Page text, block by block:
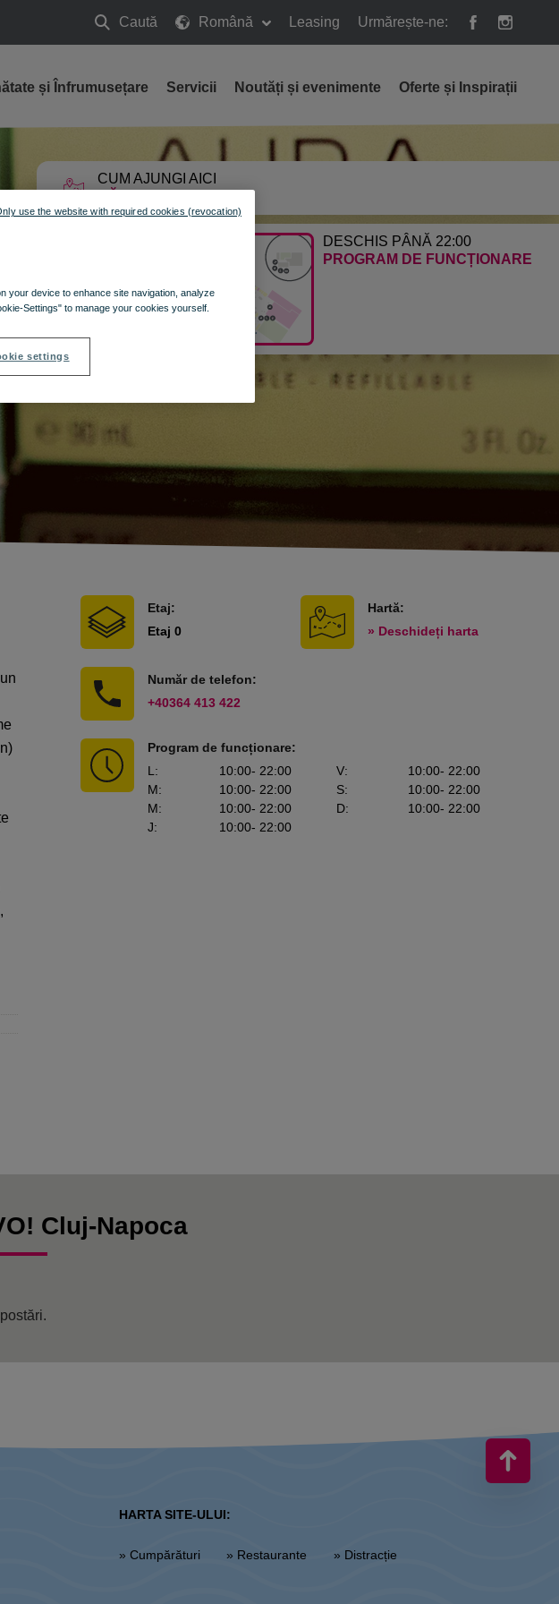
Caută
Caută
Română Leasing Urmărește-ne:
CUM AJUNGI AICI
DESCHIS PÂNĂ 22:00
PROGRAM DE FUNCȚIONARE
și Înfrumusețare Servicii Noutăți și evenimente Oferte și Inspirații
Etaj:
Etaj 0
Hartă:
» Deschideți harta
Număr de telefon:
+40364 413 422
Program de funcționare:
L : 10:00- 22:00
M: 10:00- 22:00
M: 10:00- 22:00
J: 10:00- 22:00
V: 10:00- 22:00
S: 10:00- 22:00
D: 10:00- 22:00
Cluj-Napoca
HARTA SITE-ULUI:
» Cumpărături » Restaurante » Distracție
your device to enhance site navigation, analyze
Settings" to manage your cookies yourself.
settings
use the website with required cookies (revocation)